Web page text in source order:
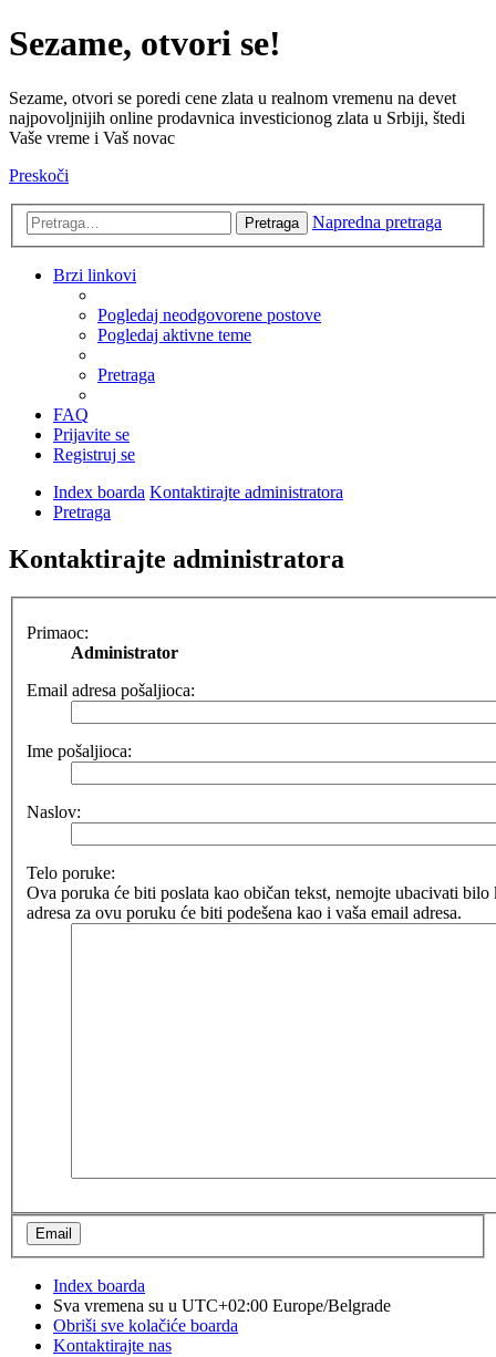
Sezame, otvori se!
Sezame, otvori se poredi cene zlata u realnom vremenu na devet
najpovoljnijih online prodavnica investicionog zlata u Srbiji, štedi
Vaše vreme i Vaš novac
Preskoči
Pretraga Napredna pretraga
Brzi linkovi
Pogledaj neodgovorene postove
Pogledaj aktivne teme
Pretraga
FAQ
Prijavite se
Registruj se
Index boarda Kontaktirajte administratora
Pretraga
Kontaktirajte administratora
Primaoc:
Administrator
Email adresa pošaljioca:
Ime pošaljioca:
Naslov:
Telo poruke:
Ova poruka će biti poslata kao običan tekst, nemojte ubacivati
adresa za ovu poruku će biti podešena kao i vaša email adresa.
Index boarda
Sva vremena su u UTC+02:00 Europe/Belgrade
Obriši sve kolačiće boarda
Kontaktirajte nas